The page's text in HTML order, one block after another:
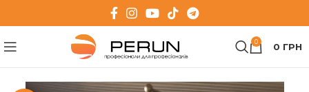
0 0 ГРН